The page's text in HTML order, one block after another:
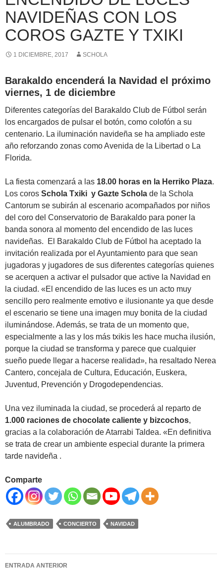
NAVIDEÑAS CON LOS
COROS GAZTE Y TXIKI
1 DICIEMBRE, 2017 SCHOLA
Barakaldo encenderá la Navidad el próximo
viernes, 1 de diciembre
Diferentes categorías del Barakaldo Club de Fútbol serán
los encargados de pulsar el botón, como colofón a su
centenario. La iluminación navideña se ha ampliado este
año reforzando zonas como Avenida de la Libertad o La
Florida.
La fiesta comenzará a las 18.00 horas en la Herriko Plaza.
Los coros Schola Txiki y Gazte Schola de la Schola
Cantorum se subirán al escenario acompañados por niños
del coro del Conservatorio de Barakaldo para poner la
banda sonora al momento del encendido de las luces
navideñas. El Barakaldo Club de Fútbol ha aceptado la
invitación realizada por el Ayuntamiento para que sean
jugadoras y jugadores de sus diferentes categorías quienes
se acerquen a activar el pulsador que active la Navidad en
la ciudad. «El encendido de las luces es un acto muy
sencillo pero realmente emotivo e ilusionante ya que desde
el escenario se tiene una imagen muy bonita de la ciudad
iluminándose. Además, se trata de un momento que,
especialmente a las y los más txikis les hace mucha ilusión,
porque la ciudad se transforma y parece que cualquier
sueño puede llegar a hacerse realidad», ha resaltado Nerea
Cantero, concejala de Cultura, Educación, Euskera,
Juventud, Prevención y Drogodependencias.
Una vez iluminada la ciudad, se procederá al reparto de
1.000 raciones de chocolate caliente y bizcochos,
gracias a la colaboración de Atarrabi Taldea. «En definitiva
se trata de crear un ambiente especial durante la primera
tarde navideña .
Comparte
ALUMBRADO CONCIERTO NAVIDAD
Navegación
ENTRADA ANTERIOR